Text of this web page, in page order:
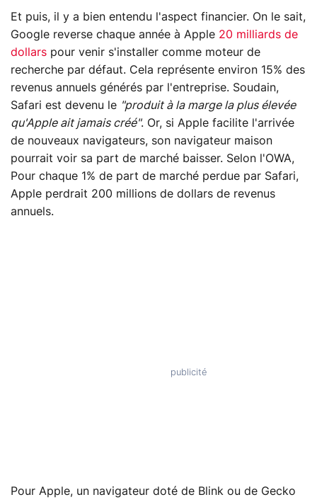
Et puis, il y a bien entendu l'aspect financier. On le sait,
Google reverse chaque année à Apple 20 milliards de
dollars pour venir s'installer comme moteur de
recherche par défaut. Cela représente environ 15% des
revenus annuels générés par l'entreprise. Soudain,
Safari est devenu le "produit à la marge la plus élevée
qu'Apple ait jamais créé". Or, si Apple facilite l'arrivée
de nouveaux navigateurs, son navigateur maison
pourrait voir sa part de marché baisser. Selon l'OWA,
Pour chaque 1% de part de marché perdue par Safari,
Apple perdrait 200 millions de dollars de revenus
annuels.
Pour Apple, un navigateur doté de Blink ou de Gecko